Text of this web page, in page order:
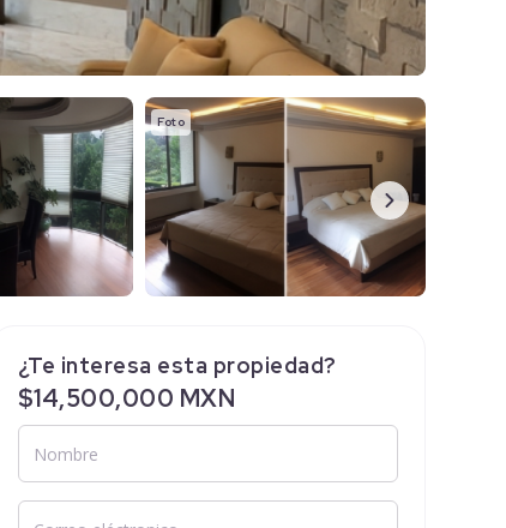
Foto
¿Te interesa esta propiedad?
$14,500,000 MXN